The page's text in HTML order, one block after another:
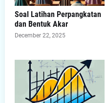
Soal Latihan Perpangkatan
dan Bentuk Akar
December 22, 2025